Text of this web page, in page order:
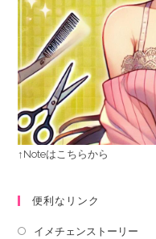
↑Noteはこちらから
便利なリンク
イメチェンストーリー